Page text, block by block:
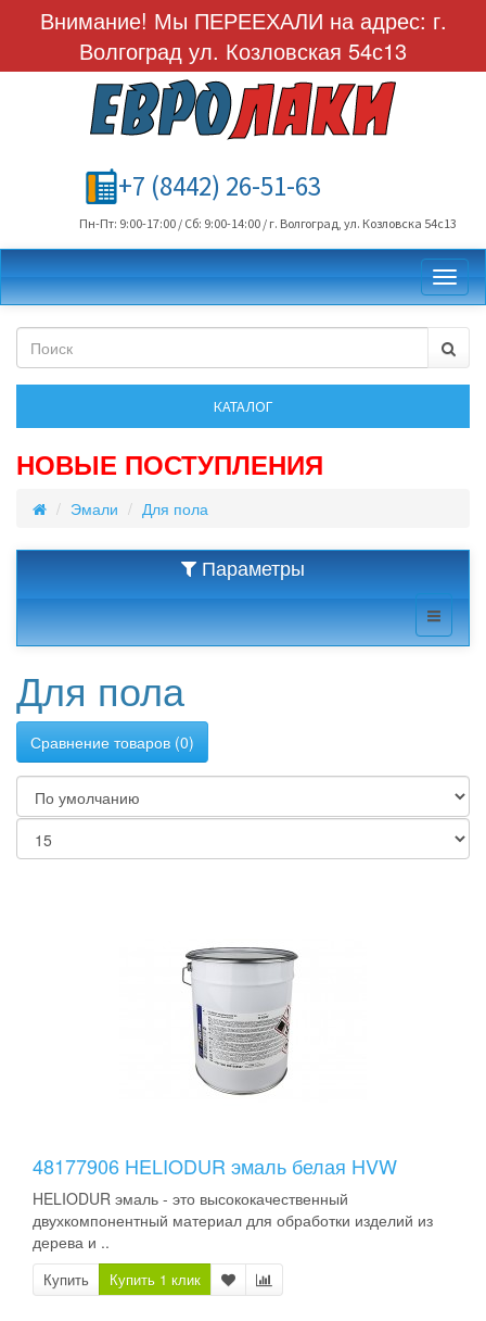
Внимание! Мы ПЕРЕЕХАЛИ на адрес: г.
Волгоград ул. Козловская 54с13
+7 (8442) 26-51-63
Пн-Пт: 9:00-17:00 / Сб: 9:00-14:00 / г. Волгоград, ул. Козловска 54с13
НОВЫЕ ПОСТУПЛЕНИЯ
Эмали Для пола
Параметры
Для пола
Сравнение товаров (0)
48177906 HELIODUR эмаль белая HVW
HELIODUR эмаль - это высококачественный
двухкомпонентный материал для обработки изделий из
дерева и ..
Купить Купить 1 клик